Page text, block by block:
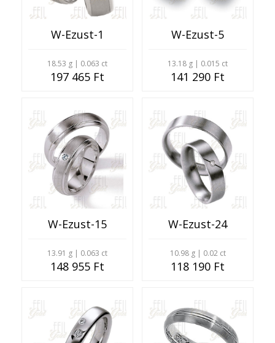
W-Ezust-1
18.53 g | 0.063 ct
197 465 Ft
W-Ezust-5
13.18 g | 0.015 ct
141 290 Ft
W-Ezust-15
13.91 g | 0.063 ct
148 955 Ft
W-Ezust-24
10.98 g | 0.02 ct
118 190 Ft